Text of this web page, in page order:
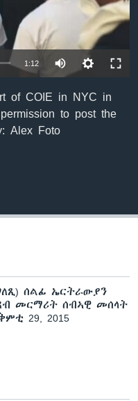
1:12
of COIE in NYC in
to post the
Alex Foto
ሰልፊ ኤርትራውያን
መርማሪት ሰብኣዊ መሰላት
29, 2015